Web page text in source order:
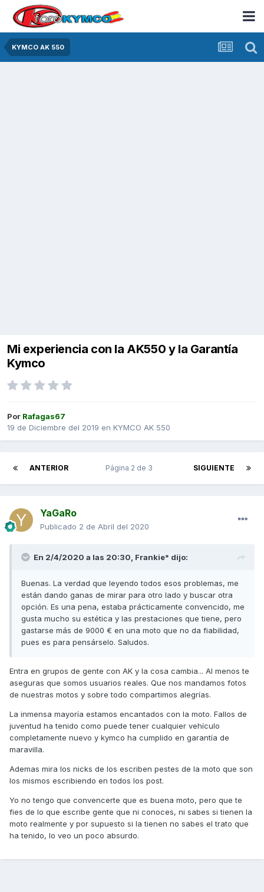
KYMCO AK 550
Mi experiencia con la AK550 y la Garantía
Kymco
Por Rafagas67
19 de Diciembre del 2019 en KYMCO AK 550
ANTERIOR SIGUIENTE
Página 2 de 3
YaGaRo
Publicado 2 de Abril del 2020
En 2/4/2020 a las 20:30, Frankie* dijo:
Buenas. La verdad que leyendo todos esos problemas, me
están dando ganas de mirar para otro lado y buscar otra
opción. Es una pena, estaba prácticamente convencido, me
gusta mucho su estética y las prestaciones que tiene, pero
gastarse más de 9000 € en una moto que no da fiabilidad,
pues es para pensárselo. Saludos.
Entra en grupos de gente con AK y la cosa cambia... Al menos te
aseguras que somos usuarios reales. Que nos mandamos fotos
de nuestras motos y sobre todo compartimos alegrías.
La inmensa mayoría estamos encantados con la moto. Fallos de
juventud ha tenido como puede tener cualquier vehículo
completamente nuevo y kymco ha cumplido en garantía de
maravilla.
Ademas mira los nicks de los escriben pestes de la moto que son
los mismos escribiendo en todos los post.
Yo no tengo que convencerte que es buena moto, pero que te
fies de lo que escribe gente que ni conoces, ni sabes si tienen la
moto realmente y por supuesto si la tienen no sabes el trato que
ha tenido, lo veo un poco absurdo.